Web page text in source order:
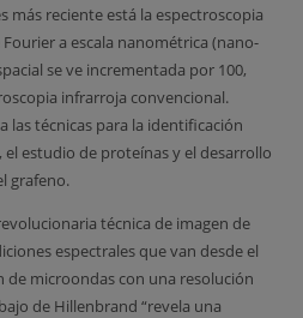
más reciente está la espectroscopia
a escala nanométrica (nano-
se ve incrementada por 100,
infrarroja convencional.
las técnicas para la identificación
estudio de proteínas y el desarrollo
grafeno.
técnica de imagen de
espectrales que van desde el
de microondas con una resolución
de Hillenbrand “revela una